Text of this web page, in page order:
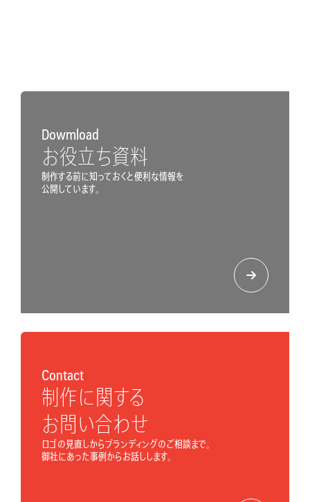
Dowmload
お役立ち資料
制作する前に知っておくと便利な情報を
公開しています。
Contact
制作に関する
お問い合わせ
ロゴの見直しからブランディングのご相談まで。
御社にあった事例からお話しします。